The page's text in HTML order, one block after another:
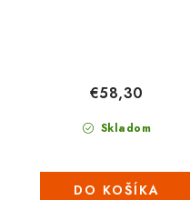
Skladom
€58,30
DO KOŠÍKA